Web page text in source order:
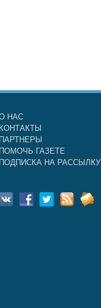
НАС
КОНТАКТЫ
ПАРТНЕРЫ
ПОМОЧЬ ГАЗЕТЕ
ПОДПИСКА НА РАССЫЛКУ